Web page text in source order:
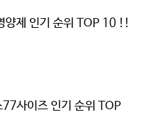
양제 인기 순위 TOP 10 !!
사이즈 인기 순위 TOP